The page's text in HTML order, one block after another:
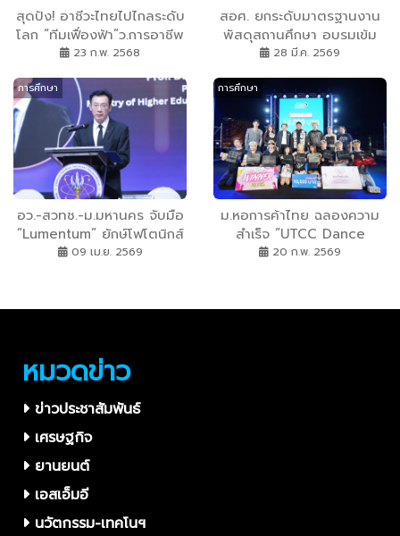
สุดปัง! อาชีวะไทยไปไกลระดับ
โลก “ทีมเฟื่องฟ้า”ว.การอาชีพ
อัมพวา คว้ารองชนะเลิศอันดับ
Asia-Pacific and the
Middle East 2025 ที่กาตาร์
23 ก.พ. 2568
สอศ. ยกระดับมาตรฐานงาน
พัสดุสถานศึกษา อบรมเข้ม
“โปร่งใส ตรวจสอบได้” ลด
28 มี.ค. 2569
การศึกษา
อว.-สวทช.-ม.มหานคร จับมือ
”Lumentum” ยักษ์โฟโตนิกส์
สหรัฐฯ ปั้น Ecosystem เซมิ
09 เม.ย. 2569
การศึกษา
ม.หอการค้าไทย ฉลองความ
สำเร็จ ”UTCC Dance
Contest ปีที่ 8” ณ
สุดคึกคักของเหล่าคนรุ่นใหม่
20 ก.พ. 2569
หมวดข่าว
ข่าวประชาสัมพันธ์
เศรษฐกิจ
ยานยนต์
เอสเอ็มอี
นวัตกรรม-เทคโนฯ